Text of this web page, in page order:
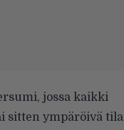
jossa kaikki
sitten ympäröivä tila